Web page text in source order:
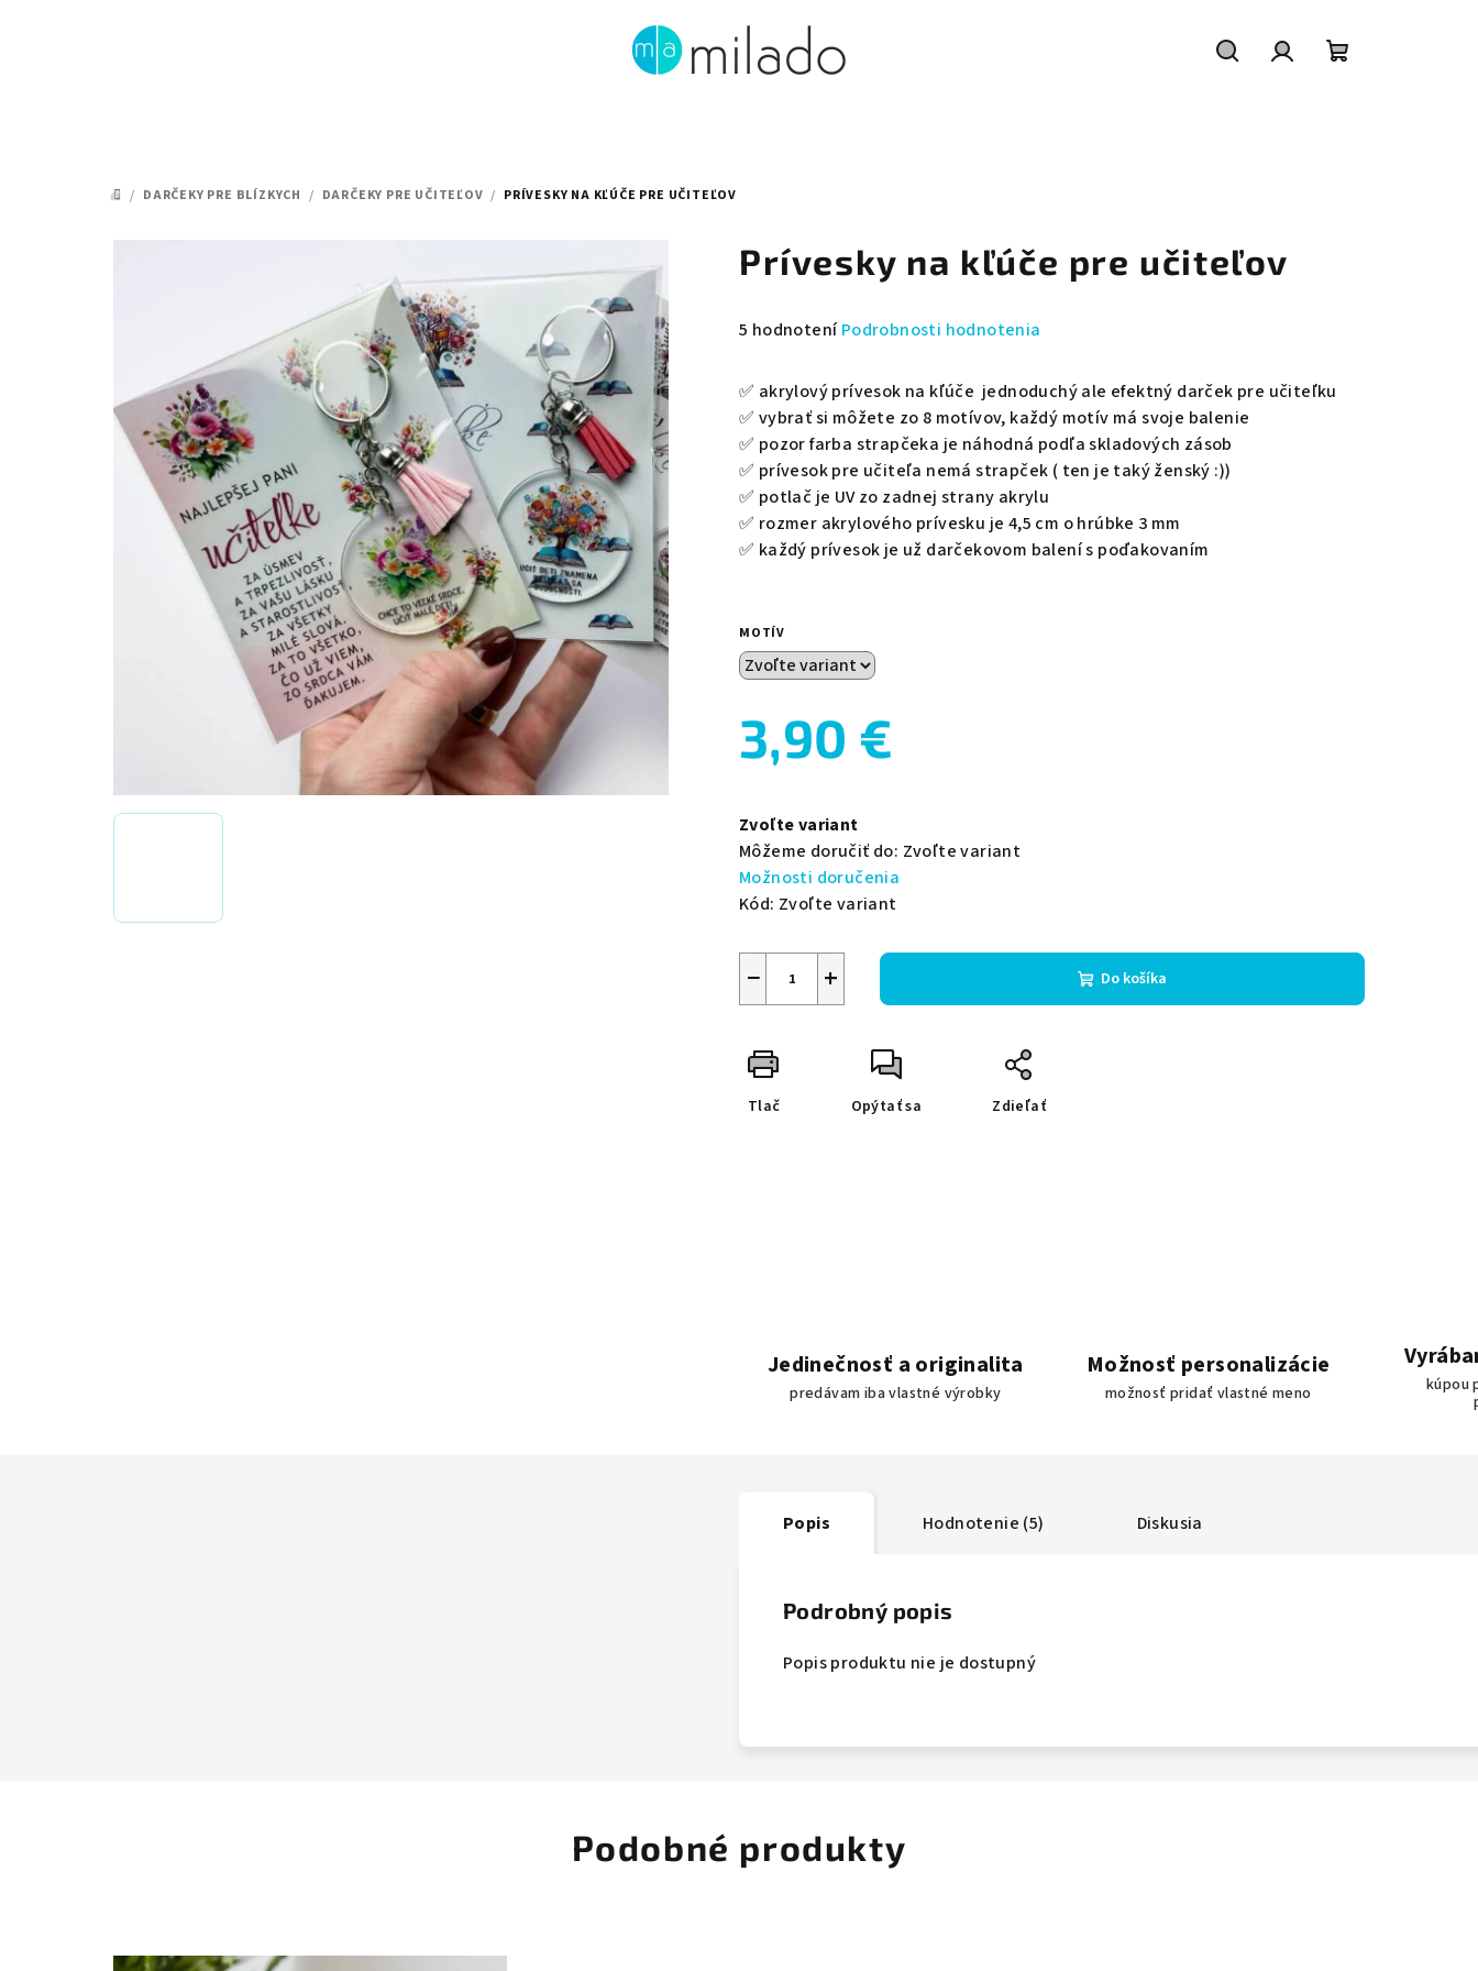
DOMOV
/ DARČEKY PRE BLÍZKYCH / DARČEKY PRE UČITEĽOV / PRÍVESKY NA KĽÚČE PRE UČITEĽOV
Prívesky na kľúče pre učiteľov
Priemerné
produktu
je
5,0
hviezdičiek.
5 hodnotení Podrobnosti hodnotenia
✅ akrylový prívesok na kľúče jednoduchý ale efektný darček pre učiteľku
✅ vybrať si môžete zo 8 motívov, každý motív má svoje balenie
✅ pozor farba strapčeka je náhodná podľa skladových zásob
✅ prívesok pre učiteľa nemá strapček ( ten je taký ženský :))
✅ potlač je UV zo zadnej strany akrylu
✅ rozmer akrylového prívesku je 4,5 cm o hrúbke 3 mm
✅ každý prívesok je už darčekovom balení s poďakovaním
MOTÍV
3,90 €
cena:
Zvoľte variant
Môžeme doručiť do: Zvoľte variant
Možnosti doručenia
Kód: Zvoľte variant
+
− Do košíka
Tlač Opýtať sa Zdieľať
Jedinečnosť a originalita
predávam iba vlastné výrobky
Možnosť personalizácie
možnosť pridať vlastné meno
kúpou
Popis Hodnotenie (5) Diskusia
Podrobný popis
Popis produktu nie je dostupný
Podobné produkty